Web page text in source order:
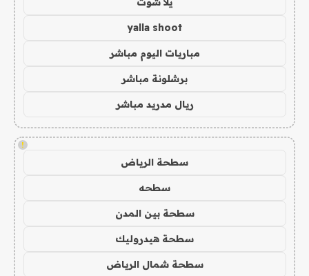
yalla shoot
مباريات اليوم مباشر
برشلونة مباشر
ريال مدريد مباشر
!
سطحة الرياض
سطحه
سطحة بين المدن
سطحة هيدروليك
سطحة شمال الرياض